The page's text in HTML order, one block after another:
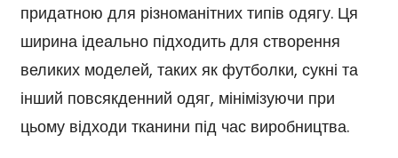
придатною для різноманітних типів одягу. Ця
ширина ідеально підходить для створення
великих моделей, таких як футболки, сукні та
інший повсякденний одяг, мінімізуючи при
цьому відходи тканини під час виробництва.